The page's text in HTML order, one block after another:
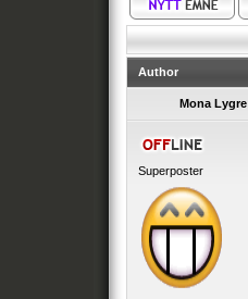
Author
Mona Lygre
Superposter